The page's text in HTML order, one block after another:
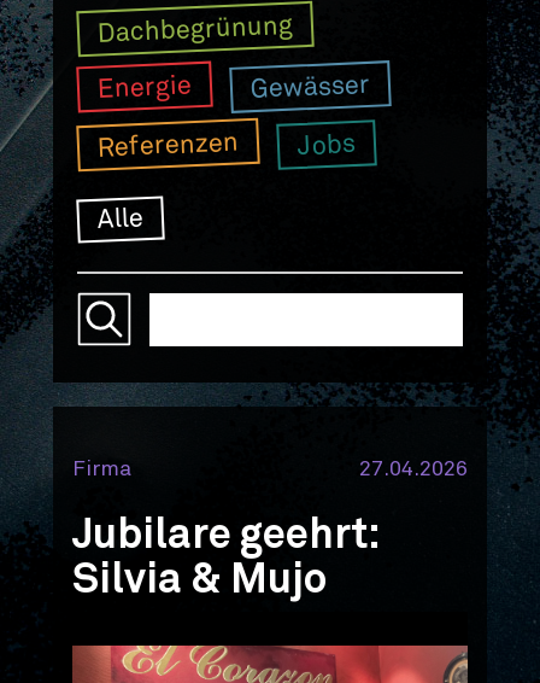
Dachbegrünung
Energie Gewässer
Referenzen Jobs
Alle
Firma 27.04.2026
Jubilare geehrt:
Silvia & Mujo